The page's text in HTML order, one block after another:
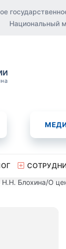
Национальный
Блохина/О